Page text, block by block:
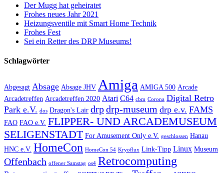
Der Mugg hat geheiratet
Frohes neues Jahr 2021
Heizungsventile mit Smart Home Technik
Frohes Fest
Sei ein Retter des DRP Museums!
Schlagwörter
Abgesagt Absage Absage JHV Amiga AMIGA 500 Arcade
Arcadetreffen Arcadetreffen 2020 Atari C64 cbm Corona Digital Retro
Park e.V. dos Dragon's Lair drpdrp-museum drp e.v. FAMS
FAO FAO e.V. FLIPPER- UND ARCADEMUSEUM
SELIGENSTADT For Amusement Only e.V. geschlossen Hanau
HNC e.V. HomeCon HomeCon 54 Kryoflux Link-Tipp Linux Museum
Offenbach offener Samstag os4 Retrocomputing